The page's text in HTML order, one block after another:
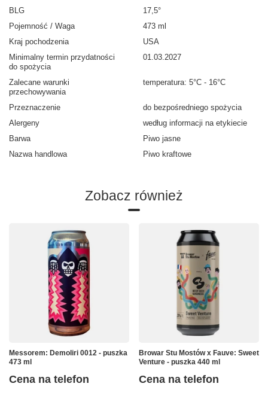
BLG
17,5°
Pojemność / Waga
473 ml
Kraj pochodzenia
USA
Minimalny termin przydatności
do spożycia
01.03.2027
Zalecane warunki
przechowywania
temperatura: 5°C - 16°C
Przeznaczenie
do bezpośredniego spożycia
Alergeny
według informacji na etykiecie
Barwa
Piwo jasne
Nazwa handlowa
Piwo kraftowe
Zobacz również
Messorem: Demoliri 0012 - puszka
473 ml
Cena na telefon
Browar Stu Mostów x Fauve: Sweet
Venture - puszka 440 ml
Cena na telefon